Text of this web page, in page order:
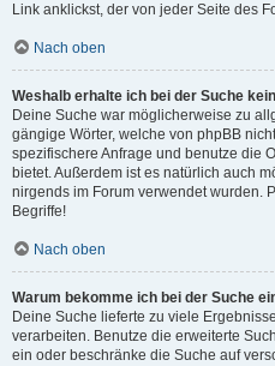
Link anklickst, der von jeder Seite des
Nach oben
Weshalb erhalte ich bei der Suche
Deine Suche war möglicherweise zu
gängige Wörter, welche von phpBB
spezifischere Anfrage und benutze die
bietet. Außerdem ist es natürlich auch
nirgends im Forum verwendet wurden.
Begriffe!
Nach oben
Warum bekomme ich bei der Suche
Deine Suche lieferte zu viele
verarbeiten. Benutze die erweiterte
ein oder beschränke die Suche auf